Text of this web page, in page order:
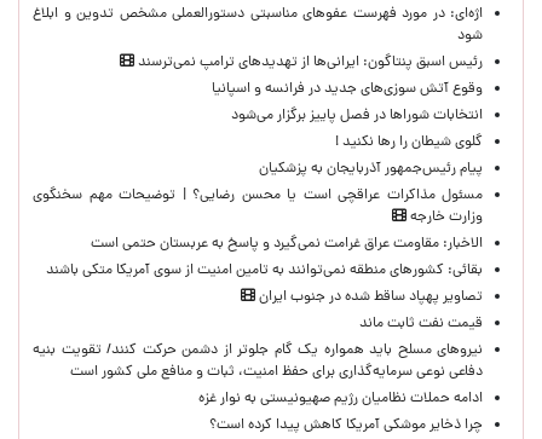
اژه‌ای: در مورد فهرست عفوهای مناسبتی دستورالعملی مشخص تدوین و ابلاغ
شود
رئیس اسبق پنتاگون: ایرانی‌ها از تهدیدهای ترامپ نمی‌ترسند
وقوع آتش سوزی‌های جدید در فرانسه و اسپانیا
انتخابات شوراها در فصل پاییز برگزار می‌شود
گلوی شیطان را رها نکنید !
پیام رئیس‌جمهور آذربایجان به پزشکیان
مسئول مذاکرات عراقچی است یا محسن رضایی؟ | توضیحات مهم سخنگوی
وزارت خارجه
الاخبار: مقاومت عراق غرامت نمی‌گیرد و پاسخ به عربستان حتمی است
بقائی: کشورهای منطقه نمی‌توانند به تامین امنیت از سوی آمریکا متکی باشند
تصاویر پهپاد ساقط شده در جنوب ایران
قیمت نفت ثابت ماند
نیروهای مسلح باید همواره یک گام جلوتر از دشمن حرکت کنند/ تقویت بنیه
دفاعی نوعی سرمایه‌گذاری برای حفظ امنیت، ثبات و منافع ملی کشور است
ادامه حملات نظامیان رژیم صهیونیستی به نوار غزه
چرا ذخایر موشکی آمریکا کاهش پیدا کرده است؟